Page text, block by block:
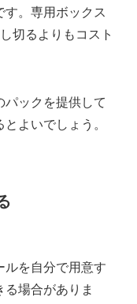
。専用ボックス
切るよりもコスト
ックを提供して
よいでしょう。
ルを自分で用意す
場合がありま